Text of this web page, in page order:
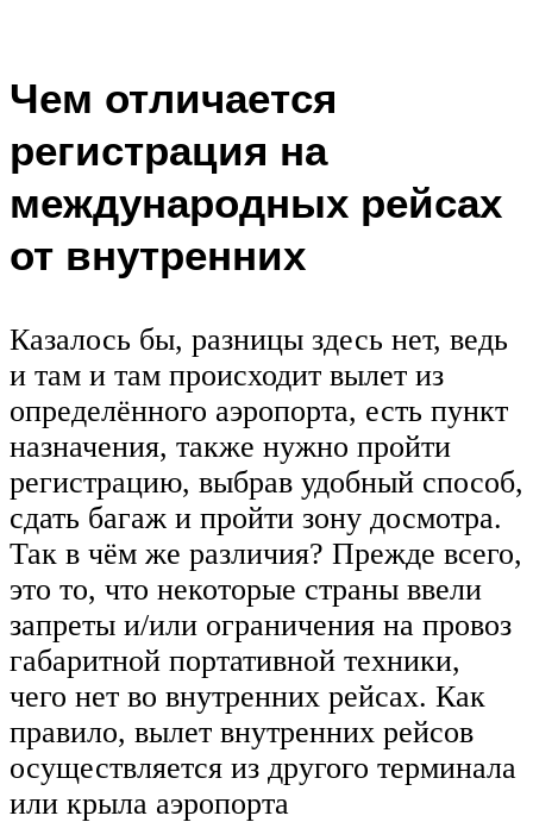
Чем отличается
регистрация на
международных рейсах
от внутренних
Казалось бы, разницы здесь нет, ведь
и там и там происходит вылет из
определённого аэропорта, есть пункт
назначения, также нужно пройти
регистрацию, выбрав удобный способ,
сдать багаж и пройти зону досмотра.
Так в чём же различия? Прежде всего,
это то, что некоторые страны ввели
запреты и/или ограничения на провоз
габаритной портативной техники,
чего нет во внутренних рейсах. Как
правило, вылет внутренних рейсов
осуществляется из другого терминала
или крыла аэропорта